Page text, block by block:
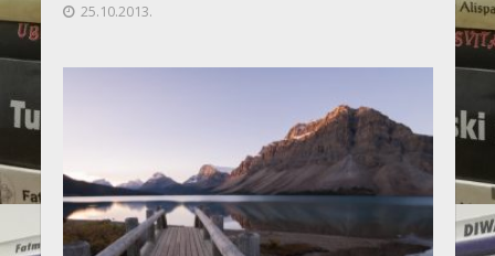
25.10.2013.